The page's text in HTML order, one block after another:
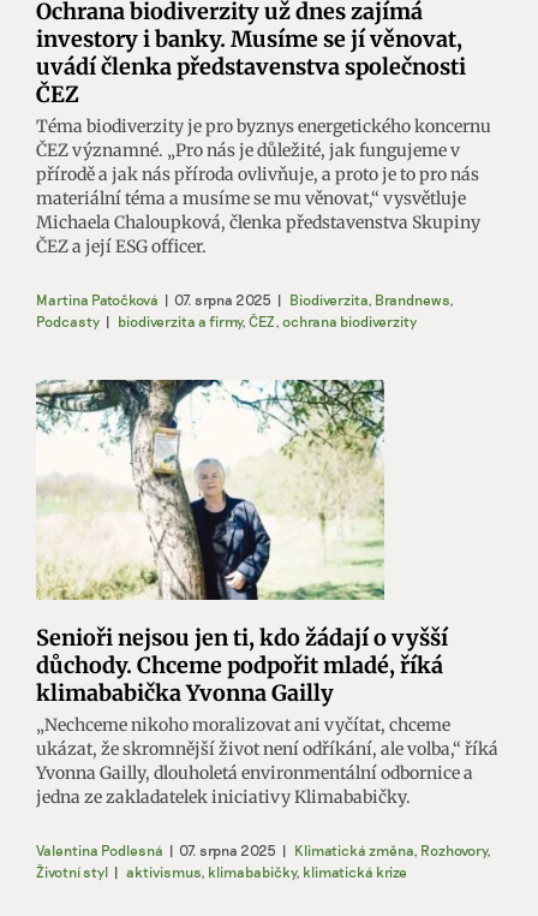
Ochrana biodiverzity už dnes zajímá
investory i banky. Musíme se jí věnovat,
uvádí členka představenstva společnosti
ČEZ
Téma biodiverzity je pro byznys energetického koncernu
ČEZ významné. „Pro nás je důležité, jak fungujeme v
přírodě a jak nás příroda ovlivňuje, a proto je to pro nás
materiální téma a musíme se mu věnovat,“ vysvětluje
Michaela Chaloupková, členka představenstva Skupiny
ČEZ a její ESG officer.
Martina Patočková | 07. srpna 2025 | Biodiverzita, Brandnews,
Podcasty | biodiverzita a firmy, ČEZ, ochrana biodiverzity
Senioři nejsou jen ti, kdo žádají o vyšší
důchody. Chceme podpořit mladé, říká
klimababička Yvonna Gailly
„Nechceme nikoho moralizovat ani vyčítat, chceme
ukázat, že skromnější život není odříkání, ale volba,“ říká
Yvonna Gailly, dlouholetá environmentální odbornice a
jedna ze zakladatelek iniciativy Klimababičky.
Valentina Podlesná | 07. srpna 2025 | Klimatická změna, Rozhovory,
Životní styl | aktivismus, klimababičky, klimatická krize